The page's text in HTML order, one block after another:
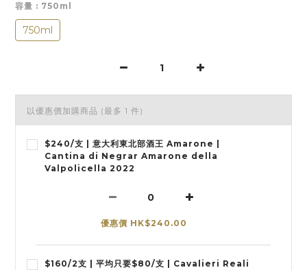
容量 : 750ml
750ml
以優惠價加購商品 (最多 1 件)
$240/支 | 意大利東北部酒王 Amarone |
Cantina di Negrar Amarone della
Valpolicella 2022
優惠價 HK$240.00
$160/2支 | 平均只要$80/支 | Cavalieri Reali